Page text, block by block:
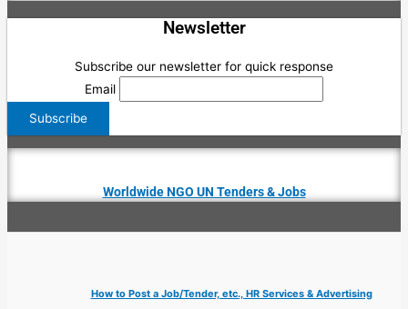
Newsletter
Subscribe our newsletter for quick response
Email
Worldwide NGO UN Tenders & Jobs
How to Post a Job/Tender, etc., HR Services & Advertising